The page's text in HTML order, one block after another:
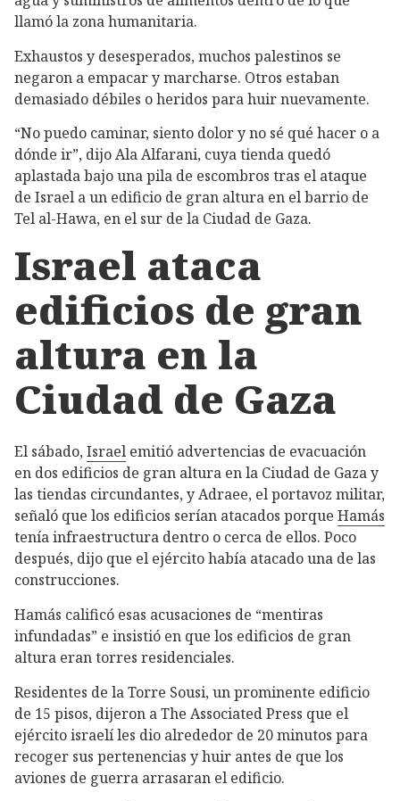
llamó la zona humanitaria.
Exhaustos y desesperados, muchos palestinos se
negaron a empacar y marcharse. Otros estaban
demasiado débiles o heridos para huir nuevamente.
“No puedo caminar, siento dolor y no sé qué hacer o a
dónde ir”, dijo Ala Alfarani, cuya tienda quedó
aplastada bajo una pila de escombros tras el ataque
de Israel a un edificio de gran altura en el barrio de
Tel al-Hawa, en el sur de la Ciudad de Gaza.
Israel ataca
edificios de gran
altura en la
Ciudad de Gaza
El sábado,Israel emitió advertencias de evacuación
en dos edificios de gran altura en la Ciudad de Gaza y
las tiendas circundantes, y Adraee, el portavoz militar,
señaló que los edificios serían atacados porque Hamás
tenía infraestructura dentro o cerca de ellos. Poco
después, dijo que el ejército había atacado una de las
construcciones.
Hamás calificó esas acusaciones de “mentiras
infundadas” e insistió en que los edificios de gran
altura eran torres residenciales.
Residentes de la Torre Sousi, un prominente edificio
de 15 pisos, dijeron a The Associated Press que el
ejército israelí les dio alrededor de 20 minutos para
recoger sus pertenencias y huir antes de que los
aviones de guerra arrasaran el edificio.